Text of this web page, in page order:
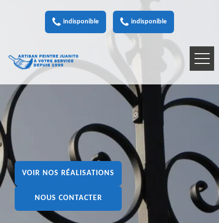
indisponible indisponible
VOIR NOS RÉALISATIONS
NOUS CONTACTER